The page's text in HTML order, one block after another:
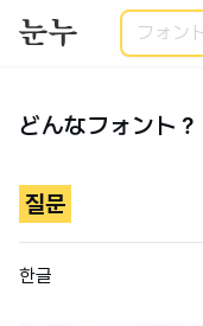
検索
どんなフォント？
질문
한글